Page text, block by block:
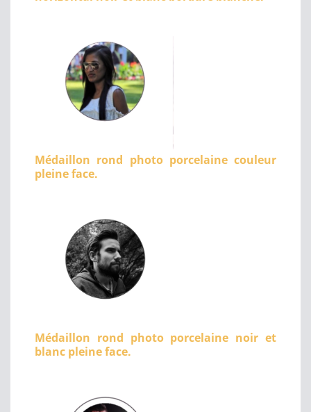
Médaillon rond photo porcelaine couleur
pleine face.
Médaillon rond photo porcelaine noir et
blanc pleine face.